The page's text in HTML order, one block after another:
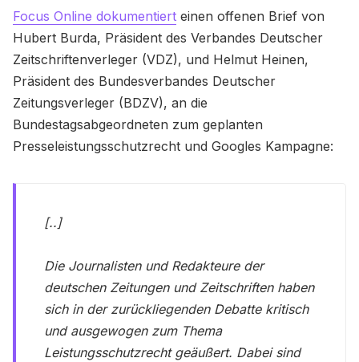
Focus Online dokumentiert einen offenen Brief von
Hubert Burda, Präsident des Verbandes Deutscher
Zeitschriftenverleger (VDZ), und Helmut Heinen,
Präsident des Bundesverbandes Deutscher
Zeitungsverleger (BDZV), an die
Bundestagsabgeordneten zum geplanten
Presseleistungsschutzrecht und Googles Kampagne:
[..]
Die Journalisten und Redakteure der
deutschen Zeitungen und Zeitschriften haben
sich in der zurückliegenden Debatte kritisch
und ausgewogen zum Thema
Leistungsschutzrecht geäußert. Dabei sind